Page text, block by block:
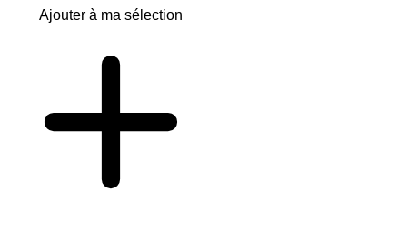
Ajouter à ma sélection